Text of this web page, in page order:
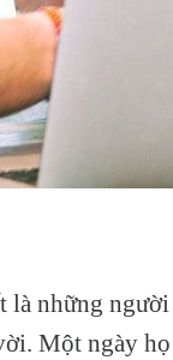
những
Một ngày